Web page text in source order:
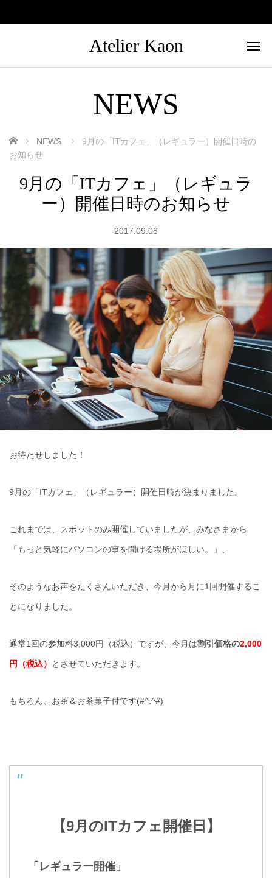
Atelier Kaon
NEWS
ホーム NEWS
9月の「ITカフェ」（レギュラー）開催日時の
お知らせ
9月の「ITカフェ」（レギュラ
ー）開催日時のお知らせ
2017.09.08
お待たせしました！
9月の「ITカフェ」（レギュラー）開催日時が決まりました。
これまでは、スポットのみ開催していましたが、みなさまから
「もっと気軽にパソコンの事を聞ける場所がほしい。」、
そのようなお声をたくさんいただき、今月から月に1回開催するこ
とになりました。
通常1回の参加料3,000円（税込）ですが、今月は割引価格の2,000
円（税込） とさせていただきます。
もちろん、お茶＆お茶菓子付です(#^.^#)
【9月のITカフェ開催日】
「レギュラー開催」